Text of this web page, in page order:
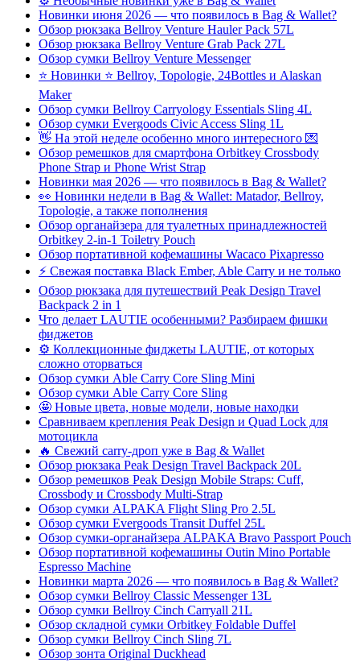
Новинки июня 2026 — что появилось в Bag & Wallet?
Обзор рюкзака Bellroy Venture Hauler Pack 57L
Обзор рюкзака Bellroy Venture Grab Pack 27L
Обзор сумки Bellroy Venture Messenger
⭐ Новинки ⭐ Bellroy, Topologie, 24Bottles и Alaskan
Maker
Обзор сумки Bellroy Carryology Essentials Sling 4L
Обзор сумки Evergoods Civic Access Sling 1L
👋 На этой неделе особенно много интересного 💌
Обзор ремешков для смартфона Orbitkey Crossbody
Phone Strap и Phone Wrist Strap
Новинки мая 2026 — что появилось в Bag & Wallet?
👀 Новинки недели в Bag & Wallet: Matador, Bellroy,
Topologie, а также пополнения
Обзор органайзера для туалетных принадлежностей
Orbitkey 2-in-1 Toiletry Pouch
Обзор портативной кофемашины Wacaco Pixapresso
⚡ Свежая поставка Black Ember, Able Carry и не только
Обзор рюкзака для путешествий Peak Design Travel
Backpack 2 in 1
Что делает LAUTIE особенными? Разбираем фишки
фиджетов
⚙️ Коллекционные фиджеты LAUTIE, от которых
сложно оторваться
Обзор сумки Able Carry Core Sling Mini
Обзор сумки Able Carry Core Sling
🤩 Новые цвета, новые модели, новые находки
Сравниваем крепления Peak Design и Quad Lock для
мотоцикла
🔥 Свежий carry-дроп уже в Bag & Wallet
Обзор рюкзака Peak Design Travel Backpack 20L
Обзор ремешков Peak Design Mobile Straps: Cuff,
Crossbody и Crossbody Multi-Strap
Обзор сумки ALPAKA Flight Sling Pro 2.5L
Обзор сумки Evergoods Transit Duffel 25L
Обзор сумки-органайзера ALPAKA Bravo Passport Pouch
Обзор портативной кофемашины Outin Mino Portable
Espresso Machine
Новинки марта 2026 — что появилось в Bag & Wallet?
Обзор сумки Bellroy Classic Messenger 13L
Обзор сумки Bellroy Cinch Carryall 21L
Обзор складной сумки Orbitkey Foldable Duffel
Обзор сумки Bellroy Cinch Sling 7L
Обзор зонта Original Duckhead